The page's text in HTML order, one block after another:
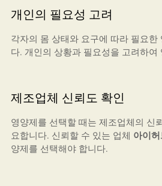
개인의 필요성 고려
각자의 몸 상태와 요구에 따라 필요한
다. 개인의 상황과 필요성을 고려하여
제조업체 신뢰도 확인
영양제를 선택할 때는 제조업체의 신
요합니다. 신뢰할 수 있는 업체 아이
양제를 선택해야 합니다.